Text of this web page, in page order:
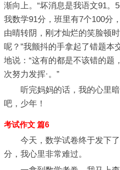
渐向上。“坏消息是我语文91。
我数学91分，班里有7个100分
由晴转阴，刚才灿烂的笑脸顿
呢？”我颤抖的手拿起了错题本
地说：“这有的都是不该错的题
次努力发挥·。”
听完妈妈的话，我的心里暗
吧，少年！
考试作文 篇6
今天，数学试卷终于发下了
分，我心里非常难过。